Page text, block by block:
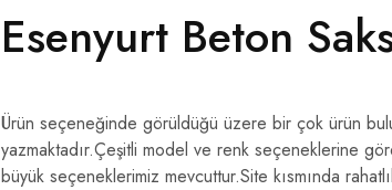
Esenyurt Beton
Ürün seçeneğinde görüldüğü üzere bir çok ürün
yazmaktadır.Çeşitli model ve renk seçeneklerine
büyük seçeneklerimiz mevcuttur.Site kısmında